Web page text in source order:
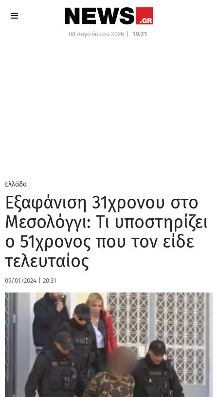
08 Αυγούστου 2026 | 19:21
Ελλάδα
Εξαφάνιση 31χρονου στο
Μεσολόγγι: Τι υποστηρίζει
ο 51χρονος που τον είδε
τελευταίος
09/01/2024 20:31